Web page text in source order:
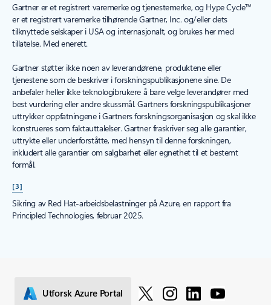
Gartner er et registrert varemerke og tjenestemerke, og Hype Cycle™
er et registrert varemerke tilhørende Gartner, Inc. og/eller dets
tilknyttede selskaper i USA og internasjonalt, og brukes her med
tillatelse. Med enerett.
Gartner støtter ikke noen av leverandørene, produktene eller
tjenestene som de beskriver i forskningspublikasjonene sine. De
anbefaler heller ikke teknologibrukere å bare velge leverandører med
best vurdering eller andre skussmål. Gartners forskningspublikasjoner
uttrykker oppfatningene i Gartners forskningsorganisasjon og skal ikke
konstrueres som faktauttalelser. Gartner fraskriver seg alle garantier,
uttrykte eller underforståtte, med hensyn til denne forskningen,
inkludert alle garantier om salgbarhet eller egnethet til et bestemt
formål.
[3]
Sikring av Red Hat-arbeidsbelastninger på Azure, en rapport fra
Principled Technologies, februar 2025.
Utforsk Azure Portal